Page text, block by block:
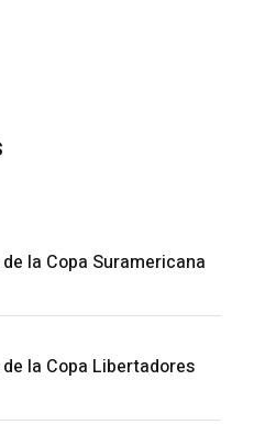
la Copa Suramericana
la Copa Libertadores